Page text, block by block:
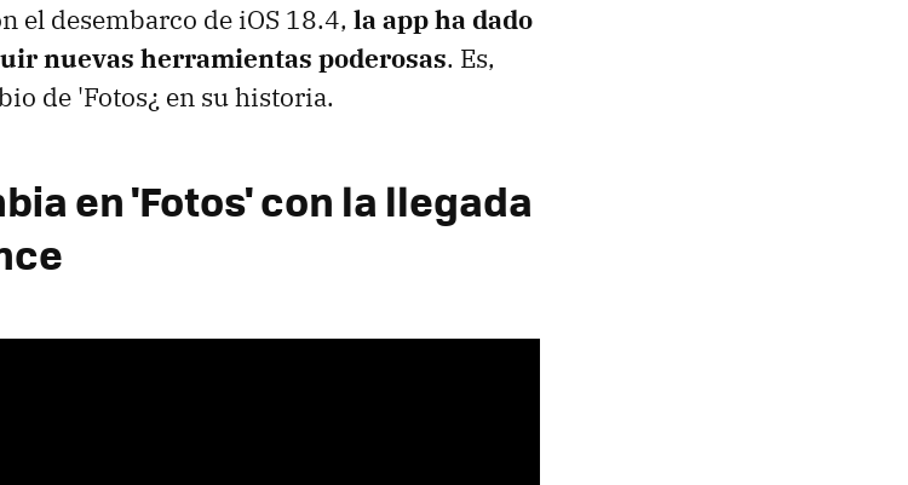
el desembarco de iOS 18.4, la app ha dado
nuevas herramientas poderosas. Es,
de 'Fotos¿ en su historia.
en 'Fotos' con la llegada